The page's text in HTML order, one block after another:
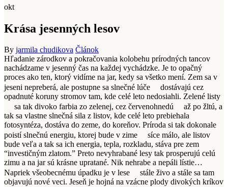
okt
Krása jesenných lesov
By jarmila chudikova Článok
Hľadanie zárodkov a pokračovania kolobehu prírodných tancov
nachádzame v jesenný čas na každej vychádzke. Je to opačný
proces ako ten, ktorý vidíme na jar, kedy sa všetko mení. Zem sa v
jeseni nepreberá, ale postupne sa slnečné lúče
dostávajú cez
opadnuté koruny stromov tam, kde celé leto nedosiahli. Zelené listy
sa tak divoko farbia zo zelenej, cez červenohnedú
až po žltú, a
tak sa vlastne slnečná sila z listov, kde celé leto prebiehala
fotosyntéza, dostáva do zeme, do koreňov. Príroda si tak dokonale
poistí slnečnú energiu, ktorej bude v zime
síce málo, ale listov
bude veľa a tak sa ich energia, tepla, rozkladu, stáva pre zem
“investičným zlatom.” Preto nevyhrabané lesy tak prosperujú celú
zimu a na jar sú krásne upratané. Nik nehrabe a nepáli lístie…
Napriek všeobecnému úpadku je v lese
stále živo a stále sa tam
objavujú nové veci. Jeseň je hojná na vzácne plody divokých kríkov